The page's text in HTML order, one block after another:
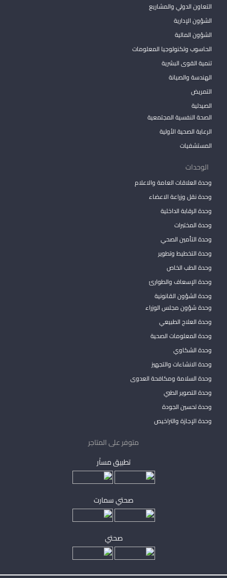
التعاون الدولي والمشاريع
الشؤون الإدارية
الشؤون المالية
الحاسوب وتكنولوجيا المعلومات
تنمية القوى البشرية
الهندسة والصيانة
التمريض
الصيدلية
الصحة النفسية المجتمعية
الرعاية الصحية الأولية
المستشفيات
الوحدات
وحدة العلاقات العامة والاعلام
وحدة نقل وزراعة الاعضاء
وحدة الرقابة الداخلية
وحدة المختبرات
وحدة التأمين الصحي
وحدة التخطيط وتطوير
وحدة الطب الخاص
وحدة الإسعاف والطوارئ
وحدة الشؤون القانونية
وحدة شؤون مجلس الوزراء
وحدة العلاج الطبيعي
وحدة المعلومات الصحية
وحدة الشكاوي
وحدة الانشاءات والتجهيز
وحدة السلامة ومكافحة العدوى
وحدة التصوير الطبي
وحدة تحسين الجودة
وحدة الإجازة والتراخيص
متوفر على المتاجر
تطبيق مساْر
صحتي سمارت
صحتي